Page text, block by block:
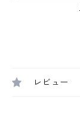
レビュー